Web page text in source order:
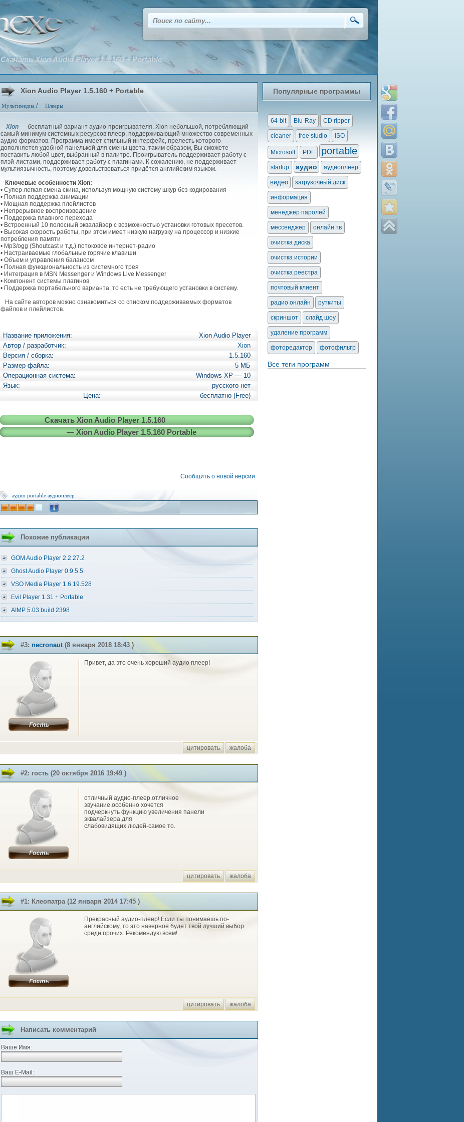
Xion Audio Player 1.5.160 + Portable
Мультимедиа / Плееры
Скачать Xion Audio Player 1.5.160 + Portable
Xion — бесплатный вариант аудио-проигрывателя. Xion небольшой, потребляющий
самый минимум системных ресурсов плеер, поддерживающий множество современных
аудио форматов. Программа имеет стильный интерфейс, прелесть которого
дополняется удобной панелькой для смены цвета, таким образом, Вы сможете
поставить любой цвет, выбранный в палитре. Проигрыватель поддерживает работу с
плэй-листами, поддерживает работу с плагинами. К сожалению, не поддерживает
мультиязычность, поэтому довольствоваться придётся английским языком.
Ключевые особенности Xion:
• Супер легкая смена скина, используя мощную систему шкур без кодирования
• Полная поддержка анимации
• Мощная поддержка плейлистов
• Непрерывное воспроизведение
• Поддержка плавного перехода
• Встроенный 10 полосный эквалайзер с возможностью установки готовых пресетов.
• Высокая скорость работы, при этом имеет низкую нагрузку на процессор и низкие
потребления памяти
• Mp3/ogg (Shoutcast и т.д.) потоковое интернет-радио
• Настраиваемые глобальные горячие клавиши
• Объем и управления балансом
• Полная функциональность из системного трея
• Интеграция в MSN Messenger и Windows Live Messenger
• Компонент системы плагинов
• Поддержка портабельного варианта, то есть не требующего установки в систему.
На сайте авторов можно ознакомиться со списком поддерживаемых форматов
файлов и плейлистов.
Название приложения:
Xion Audio Player
Автор / разработчик:
Xion
Версия / сборка:
1.5.160
Размер файла:
5 МБ
Операционная система:
Windows XP — 10
Язык:
русского нет
Цена:
бесплатно (Free)
Скачать Xion Audio Player 1.5.160
— Xion Audio Player 1.5.160 Portable
Сообщить о новой версии
аудио portable аудиоплеер
Похожие публикации
GOM Audio Player 2.2.27.2
Ghost Audio Player 0.9.5.5
VSO Media Player 1.6.19.528
Evil Player 1.31 + Portable
AIMP 5.03 build 2398
#3: necronaut(8 января 2018 18:43 )
Привет, да это очень хороший аудио плеер!
цитировать жалоба
#2: гость (20 октября 2016 19:49 )
отличный аудио-плеер.отличное
звучание.особенно хочется
подчеркнуть функцию увеличения панели
эквалайзера,для
слабовидящих людей-самое то.
цитировать жалоба
#1: Клеопатра (12 января 2014 17:45 )
Прекрасный аудио-плеер! Если ты понимаешь по-
английскому, то это наверное будет твой лучший выбор
среди прочих. Рекомендую всем!
цитировать жалоба
Написать комментарий
Ваше Имя:
Ваш E-Mail:
Популярные программы
64-bit Blu-Ray CD ripper
cleaner free studio ISO
Microsoft PDF portable
startup аудио аудиоплеер
видео загрузочный диск
информация
менеджер паролей
мессенджер онлайн тв
очистка диска
очистка истории
очистка реестра
почтовый клиент
радио онлайн руткиты
скриншот слайд шоу
удаление программ
фоторедактор фотофильтр
Все теги программ